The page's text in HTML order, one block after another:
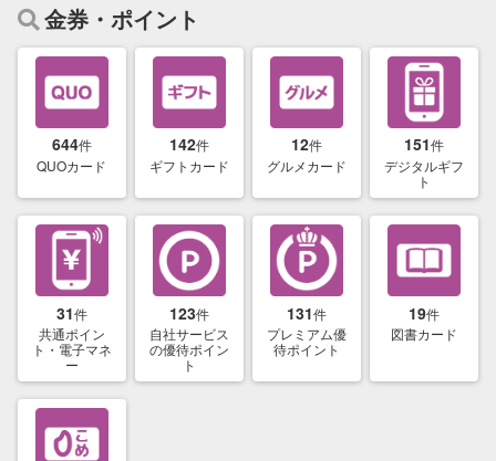
金券・ポイント
644件
QUOカード
142件
ギフトカード
12件
グルメカード
151件
デジタルギフ
ト
31件
共通ポイン
ト・電子マネ
ー
123件
自社サービス
の優待ポイン
ト
131件
プレミアム優
待ポイント
19件
図書カード